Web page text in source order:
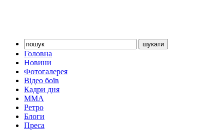
Головна
Новини
Фотогалерея
Відео боїв
Кадри дня
ММА
Ретро
Блоги
Преса